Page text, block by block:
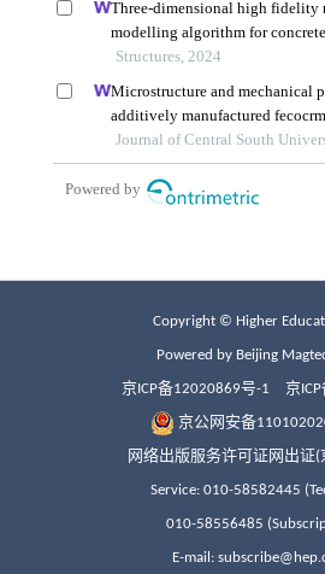
Copyright © Higher
Powered by Beijing
京ICP备12020869号-1 京
京公网安备
网络出版服务许可证网出证(
Service: 010-58582445
010-58556485
E-mail: